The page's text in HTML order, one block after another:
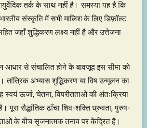
तर्क के साथ नहीं है। समस्या यह है कि
संस्कृति में सभी मालिश के लिए डिफ़ॉल्ट
जहाँ शुद्धिकरण लक्ष्य नहीं है और उत्तेजना
आधार से संचालित होने के बावजूद इस सीमा को
तांत्रिक अभ्यास शुद्धिकरण या विष उन्मूलन का
स्वयं ऊर्जा, चेतना, विपरीतताओं की अंतःक्रिया
पूरा सैद्धांतिक ढाँचा शिव-शक्ति ध्रुवता, पुरुष-
के बीच सृजनात्मक तनाव पर केंद्रित है।